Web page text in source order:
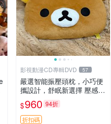
影視動漫CD專輯DVD 57
嚴選智能振壓頭枕，小巧便
攜設計，舒眠新選擇 壓感震
動頭枕 確切尺寸 小巧便攜
$960 94折
折扣碼